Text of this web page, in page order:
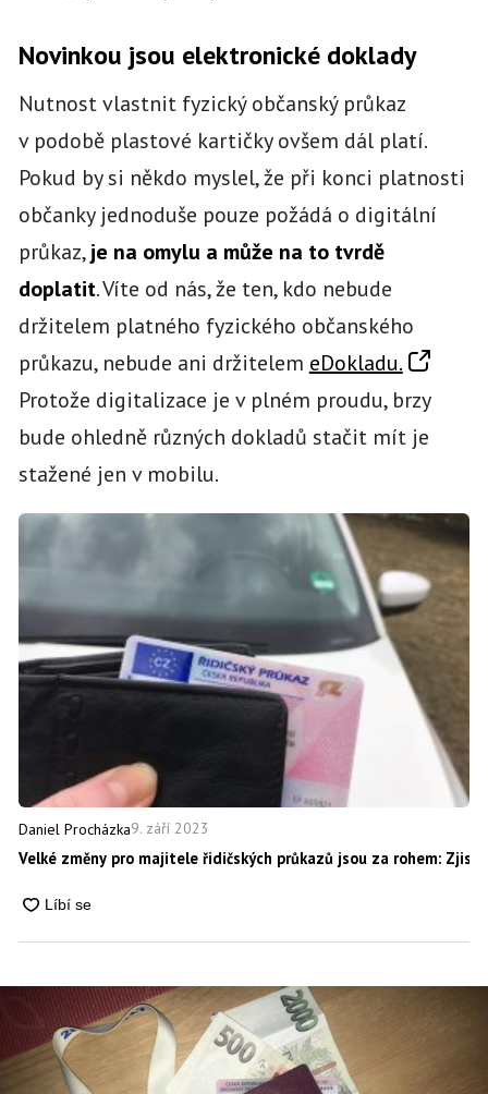
Novinkou jsou elektronické doklady
Nutnost vlastnit fyzický občanský průkaz
v podobě plastové kartičky ovšem dál platí.
Pokud by si někdo myslel, že při konci platnosti
občanky jednoduše pouze požádá o digitální
průkaz,je na omylu a může na to tvrdě
doplatit. Víte od nás, že ten, kdo nebude
držitelem platného fyzického občanského
průkazu, nebude ani držitelem eDokladu.
Protože digitalizace je v plném proudu, brzy
bude ohledně různých dokladů stačit mít je
stažené jen v mobilu.
Daniel Procházka9. září 2023
Velké změny pro majitele řidičských průkazů jsou za rohem: